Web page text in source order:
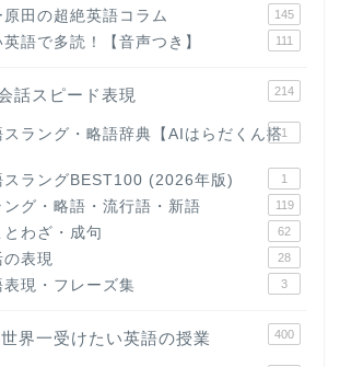
原田の超絶英語コラム 145
語で多読！【音声つき】 111
話スピード表現 214
スラング・略語辞典【AIはらだくん搭1
スラングBEST100 (2026年版) 1
ング・略語・流行語・新語 119
わざ・成句 62
の表現 28
表現・フレーズ集 3
界一受けたい英語の授業 400